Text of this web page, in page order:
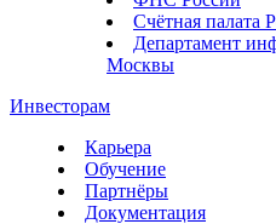
Счётная палата
Департамент
Москвы
Инвесторам
Карьера
Обучение
Партнёры
Документация